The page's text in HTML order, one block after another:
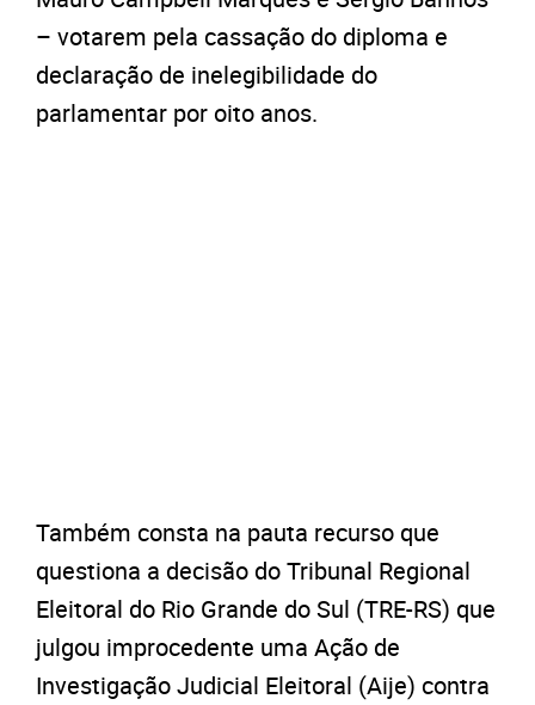
– votarem pela cassação do diploma e
declaração de inelegibilidade do
parlamentar por oito anos.
Também consta na pauta recurso que
questiona a decisão do Tribunal Regional
Eleitoral do Rio Grande do Sul (TRE-RS) que
julgou improcedente uma Ação de
Investigação Judicial Eleitoral (Aije) contra